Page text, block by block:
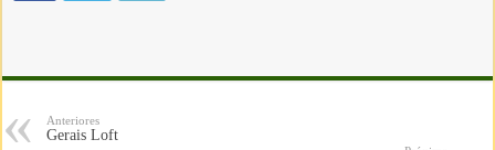
Anteriores
Gerais Loft